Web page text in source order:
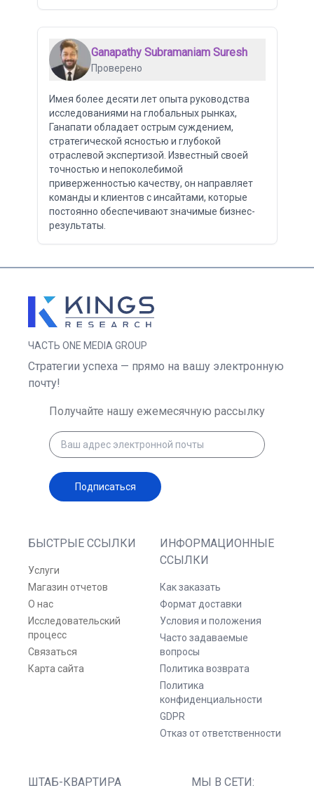
Ganapathy Subramaniam Suresh
Проверено
Имея более десяти лет опыта руководства
исследованиями на глобальных рынках,
Ганапати обладает острым суждением,
стратегической ясностью и глубокой
отраслевой экспертизой. Известный своей
точностью и непоколебимой
приверженностью качеству, он направляет
команды и клиентов с инсайтами, которые
постоянно обеспечивают значимые бизнес-
результаты.
ЧАСТЬ ONE MEDIA GROUP
БЫСТРЫЕ ССЫЛКИ
Услуги
Магазин отчетов
О нас
Исследовательский
процесс
Связаться
Карта сайта
ИНФОРМАЦИОННЫЕ
ССЫЛКИ
Как заказать
Формат доставки
Условия и положения
Часто задаваемые
вопросы
Политика возврата
Политика
конфиденциальности
GDPR
Отказ от ответственности
ШТАБ-КВАРТИРА МЫ В СЕТИ:
Стратегии успеха — прямо на вашу электронную
почту!
Получайте нашу ежемесячную рассылку
Подписаться